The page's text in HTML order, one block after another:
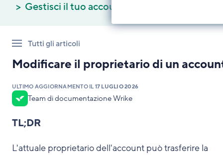
Gestisci il tuo account
Tutti gli articoli
Modificare il proprietario di un
ULTIMO AGGIORNAMENTO IL 17 LUGLIO 2026
Team di documentazione Wrike
TL;DR
L'attuale proprietario dell'account può trasferire la